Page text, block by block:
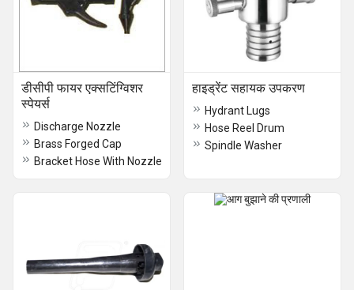
डीसीपी फायर एक्सटिंग्विशर
स्पेयर्स
Discharge Nozzle
Brass Forged Cap
Bracket Hose With Nozzle
हाइड्रेंट सहायक उपकरण
Hydrant Lugs
Hose Reel Drum
Spindle Washer